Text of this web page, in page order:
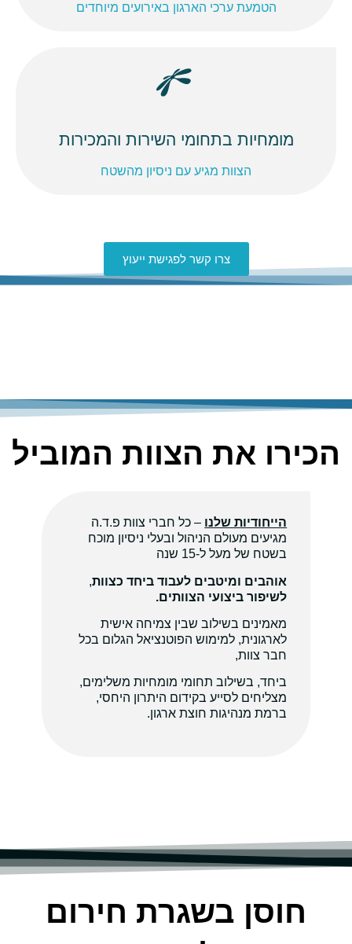
הטמעת ערכי הארגון באירועים מיוחדים
מומחיות בתחומי השירות והמכירות
הצוות מגיע עם ניסיון מהשטח
צרו קשר לפגישת ייעוץ
הכירו את הצוות המוביל
הייחודיות שלנו – כל חברי צוות פ.ד.ה
מגיעים מעולם הניהול ובעלי ניסיון מוכח
בשטח של מעל ל-15 שנה
אוהבים ומיטבים לעבוד ביחד כצוות,
לשיפור ביצועי הצוותים.
מאמינים בשילוב שבין צמיחה אישית
לארגונית, למימוש הפוטנציאל הגלום בכל
חבר צוות,
ביחד, בשילוב תחומי מומחיות משלימים,
מצליחים לסייע בקידום היתרון היחסי,
ברמת מנהיגות חוצת ארגון.
חוסן בשגרת חירום